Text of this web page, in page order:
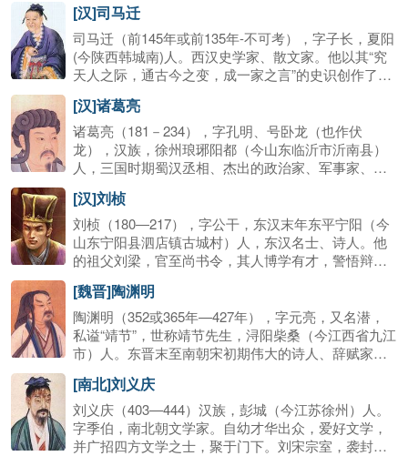
法，尤工章草，唐朝张怀瓘在《书断》中评其为“妙
品”。
造诣而将他与曹操、曹丕合称为“三曹”，南朝宋文学家
谢灵运更有“天下才有一石，曹子建独占八斗”的评价。
王士祯尝论汉魏以来二千年间诗家堪称“仙才”者，曹
植、李白、苏轼三人耳。
[汉]司马迁
司马迁（前145年或前135年-不可考），字子长，夏阳
(今陕西韩城南)人。西汉史学家、散文家。他以其“究
天人之际，通古今之变，成一家之言”的史识创作了中
书》）。被公认为是中国史书的典范，该书记载了从
上古传说中的黄帝时期，到汉武帝元狩元年，长达
3000多年的历史，是“二十五史”之首，被鲁迅誉为“史
家之绝唱，无韵之离骚”。
[汉]诸葛亮
诸葛亮（181－234），字孔明、号卧龙（也作伏
龙），汉族，徐州琅琊阳都（今山东临沂市沂南县）
人，三国时期蜀汉丞相、杰出的政治家、军事家、散
侯，东晋政权特追封他为武兴王。诸葛亮为匡扶蜀汉
政权，呕心沥血，鞠躬尽瘁，死而后已。其散文代表
作有《出师表》、《诫子书》等。曾发明木牛流马、
孔明灯等，并改造连弩，叫做诸葛连弩，可一弩十矢
葛亮在后世受到极大尊崇，成为后世忠臣楷模，智慧
化身。成都、宝鸡、汉中、南阳等地有武侯祠，杜甫
作《蜀相》赞诸葛亮。
[汉]刘桢
刘桢（180―217），字公干，东汉末年东平宁阳（今
山东宁阳县泗店镇古城村）人，东汉名士、诗人。他
的祖父刘梁，官至尚书令，其人博学有才，警悟辩
特别是五言诗创作方面，在当时负有盛名，后人以其
与曹植并举，称为“曹刘”。如今存诗十五首，风格遒
劲，语言质朴，重名于世，《赠从弟》三首为代表
作，言简意明，平易通俗，长于比喻。
[魏晋]陶渊明
陶渊明（352或365年—427年），字元亮，又名潜，
私谥“靖节”，世称靖节先生，浔阳柴桑（今江西省九江
市）人。东晋末至南朝宋初期伟大的诗人、辞赋家。
职，最末一次出仕为彭泽县令，八十多天便弃职而
去，从此归隐田园。他是中国第一位田园诗人，被称
为“古今隐逸诗人之宗”，有《陶渊明集》。
[南北]刘义庆
刘义庆（403—444）汉族，彭城（今江苏徐州）人。
字季伯，南北朝文学家。自幼才华出众，爱好文学，
并广招四方文学之士，聚于门下。刘宋宗室，袭封临